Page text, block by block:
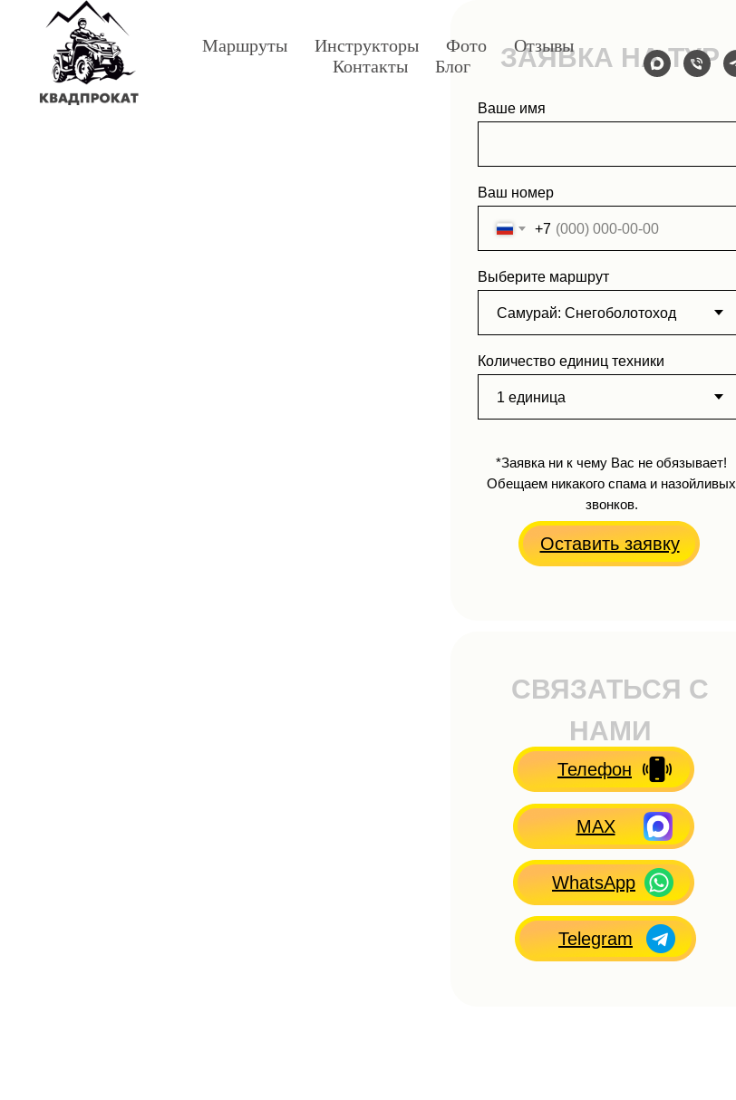
Маршруты Инструкторы Фото
Отзывы
Контакты
Блог ЗАЯВКА НА ТУР
Оставить заявку
*Заявка ни к чему Вас не обязывает!
Обещаем никакого спама и назойливых
звонков.
Ваше имя
Ваш номер
+7
Выберите маршрут
Количество единиц техники
СВЯЗАТЬСЯ С
НАМИ
Telegram
WhatsApp
MAX
Телефон